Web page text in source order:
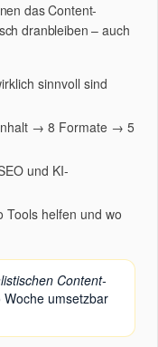
das Content-
dranbleiben – auch
sinnvoll sind
→ 8 Formate → 5
und KI-
Tools helfen und wo
Content-
umsetzbar